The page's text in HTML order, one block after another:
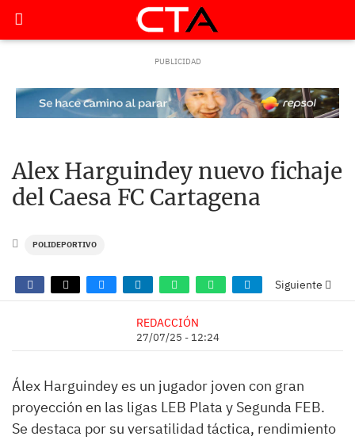
Alex Harguindey nuevo fichaje
del Caesa FC Cartagena
POLIDEPORTIVO
Siguiente
REDACCIÓN
27/07/25 - 12:24
Álex Harguindey es un jugador joven con gran
proyección en las ligas LEB Plata y Segunda FEB.
Se destaca por su versatilidad táctica, rendimiento